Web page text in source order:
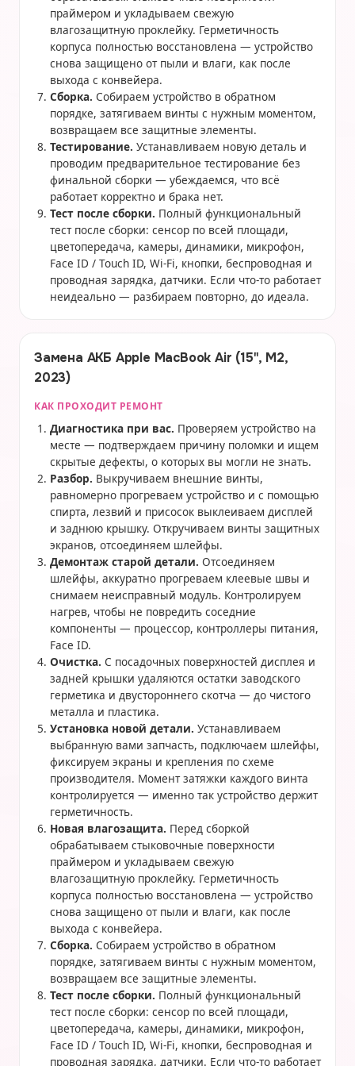
праймером и укладываем свежую
влагозащитную проклейку. Герметичность
корпуса полностью восстановлена — устройство
снова защищено от пыли и влаги, как после
выхода с конвейера.
Сборка. Собираем устройство в обратном
порядке, затягиваем винты с нужным моментом,
возвращаем все защитные элементы.
Тестирование. Устанавливаем новую деталь и
проводим предварительное тестирование без
финальной сборки — убеждаемся, что всё
работает корректно и брака нет.
Тест после сборки. Полный функциональный
тест после сборки: сенсор по всей площади,
цветопередача, камеры, динамики, микрофон,
Face ID / Touch ID, Wi-Fi, кнопки, беспроводная и
проводная зарядка, датчики. Если что-то работает
неидеально — разбираем повторно, до идеала.
Замена АКБ Apple MacBook Air (15", M2,
2023)
КАК ПРОХОДИТ РЕМОНТ
Диагностика при вас. Проверяем устройство на
месте — подтверждаем причину поломки и ищем
скрытые дефекты, о которых вы могли не знать.
Разбор. Выкручиваем внешние винты,
равномерно прогреваем устройство и с помощью
спирта, лезвий и присосок выклеиваем дисплей
и заднюю крышку. Откручиваем винты защитных
экранов, отсоединяем шлейфы.
Демонтаж старой детали. Отсоединяем
шлейфы, аккуратно прогреваем клеевые швы и
снимаем неисправный модуль. Контролируем
нагрев, чтобы не повредить соседние
компоненты — процессор, контроллеры питания,
Face ID.
Очистка. С посадочных поверхностей дисплея и
задней крышки удаляются остатки заводского
герметика и двустороннего скотча — до чистого
металла и пластика.
Установка новой детали. Устанавливаем
выбранную вами запчасть, подключаем шлейфы,
фиксируем экраны и крепления по схеме
производителя. Момент затяжки каждого винта
контролируется — именно так устройство держит
герметичность.
Новая влагозащита. Перед сборкой
обрабатываем стыковочные поверхности
праймером и укладываем свежую
влагозащитную проклейку. Герметичность
корпуса полностью восстановлена — устройство
снова защищено от пыли и влаги, как после
выхода с конвейера.
Сборка. Собираем устройство в обратном
порядке, затягиваем винты с нужным моментом,
возвращаем все защитные элементы.
Тест после сборки. Полный функциональный
тест после сборки: сенсор по всей площади,
цветопередача, камеры, динамики, микрофон,
Face ID / Touch ID, Wi-Fi, кнопки, беспроводная и
проводная зарядка, датчики. Если что-то работает